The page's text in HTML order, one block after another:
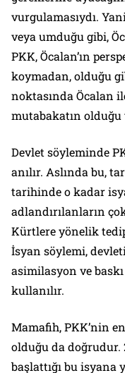
vurgulamasıydı.
veya umduğu gibi,
PKK, Öcalan’ın
koymadan, olduğu
noktasında Öcalan
mutabakatın
Devlet söyleminde
anılır. Aslında bu,
tarihinde o kadar
adlandırılanların
Kürtlere yönelik
İsyan söylemi,
asimilasyon ve
kullanılır.
Mamafih, PKK’nin
olduğu da doğrudur.
başlattığı bu